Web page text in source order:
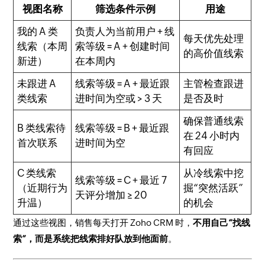
视图名称 筛选条件示例
用途
我的 A 类
线索（本周
新进）
负责人为当前用户 + 线
索等级 = A + 创建时间
在本周内
每天优先处理
的高价值线索
未跟进 A
类线索
线索等级 = A + 最近跟
进时间为空或 > 3 天
主管检查跟进
是否及时
B 类线索待
首次联系
线索等级 = B + 最近跟
进时间为空
确保普通线索
在 24 小时内
有回应
C 类线索
（近期行为
升温）
线索等级 = C + 最近 7
天评分增加 ≥ 20
从冷线索中挖
掘“突然活跃”
的机会
通过这些视图，销售每天打开 Zoho CRM 时，不用自己“找线
索”，而是系统把线索排好队放到他面前。